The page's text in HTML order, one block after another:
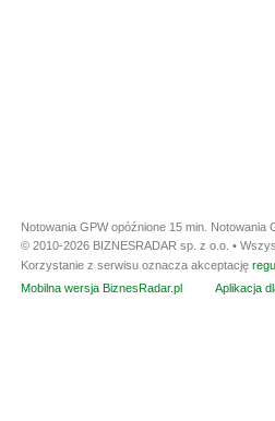
Notowania GPW opóźnione 15 min. Notowania
© 2010-2026 BIZNESRADAR sp. z o.o. •
Korzystanie z serwisu oznacza akceptację
Mobilna wersja BiznesRadar.pl
Aplikacja